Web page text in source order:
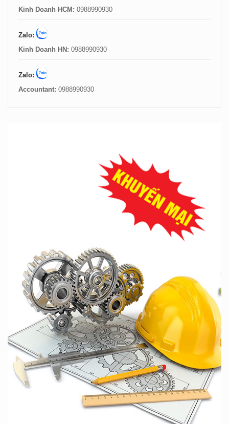
Kinh Doanh HCM: 0988990930
Zalo:
Kinh Doanh HN: 0988990930
Zalo:
Accountant: 0988990930